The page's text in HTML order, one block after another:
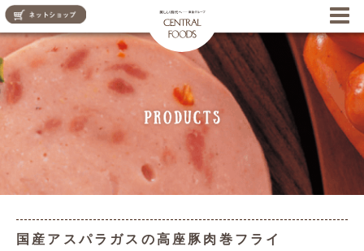
国産アスパラガスの高座豚肉巻フライ